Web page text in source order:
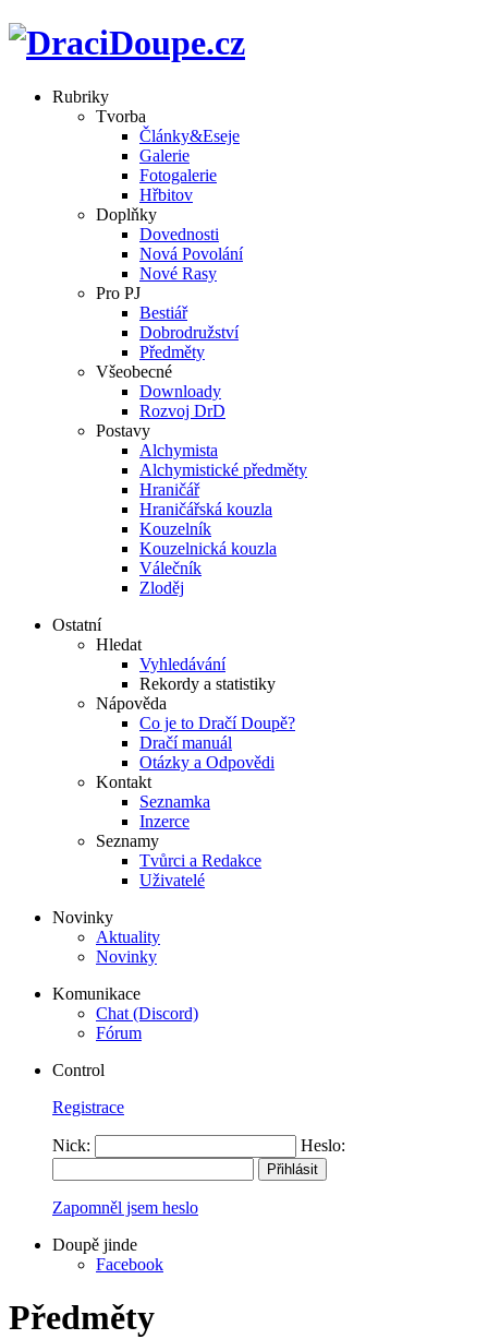
Rubriky
Tvorba
Články&Eseje
Galerie
Fotogalerie
Hřbitov
Doplňky
Dovednosti
Nová Povolání
Nové Rasy
Pro PJ
Bestiář
Dobrodružství
Předměty
Všeobecné
Downloady
Rozvoj DrD
Postavy
Alchymista
Alchymistické předměty
Hraničář
Hraničářská kouzla
Kouzelník
Kouzelnická kouzla
Válečník
Zloděj
Ostatní
Hledat
Vyhledávání
Rekordy a statistiky
Nápověda
Co je to Dračí Doupě?
Dračí manuál
Otázky a Odpovědi
Kontakt
Seznamka
Inzerce
Seznamy
Tvůrci a Redakce
Uživatelé
Novinky
Aktuality
Novinky
Komunikace
Chat (Discord)
Fórum
Control
Registrace
Nick: Heslo:
Zapomněl jsem heslo
Doupě jinde
Facebook
Předměty